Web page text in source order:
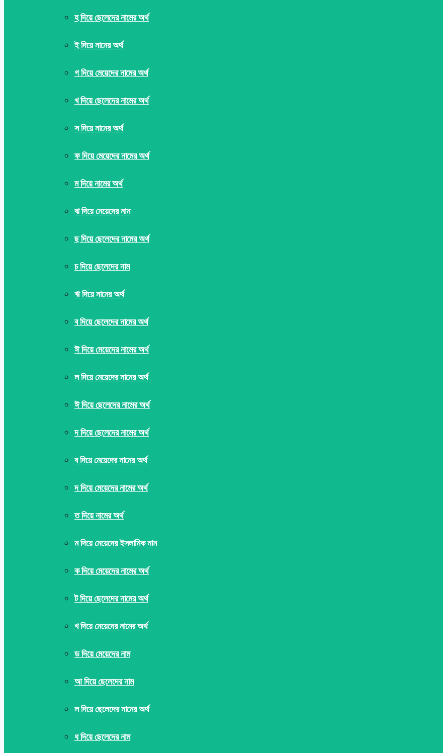
হ দিয়ে ছেলেদের নামের অর্থ
ই দিয়ে নামের অর্থ
গ দিয়ে মেয়েদের নামের অর্থ
খ দিয়ে ছেলেদের নামের অর্থ
স দিয়ে নামের অর্থ
ফ দিয়ে মেয়েদের নামের অর্থ
ম দিয়ে নামের অর্থ
ঝ দিয়ে মেয়েদের নাম
ছ দিয়ে ছেলেদের নামের অর্থ
চ দিয়ে ছেলেদের নাম
ঋ দিয়ে নামের অর্থ
ব দিয়ে ছেলেদের নামের অর্থ
ঈ দিয়ে মেয়েদের নামের অর্থ
ল দিয়ে মেয়েদের নামের অর্থ
ঈ দিয়ে ছেলেদের নামের অর্থ
দ দিয়ে ছেলেদের নামের অর্থ
ব দিয়ে মেয়েদের নামের অর্থ
দ দিয়ে মেয়েদের নামের অর্থ
ত দিয়ে নামের অর্থ
ম দিয়ে মেয়েদের ইসলামিক নাম
ক দিয়ে মেয়েদের নামের অর্থ
ট দিয়ে ছেলেদের নামের অর্থ
খ দিয়ে মেয়েদের নামের অর্থ
ড দিয়ে মেয়েদের নাম
আ দিয়ে ছেলেদের নাম
ল দিয়ে ছেলেদের নামের অর্থ
ধ দিয়ে ছেলেদের নাম